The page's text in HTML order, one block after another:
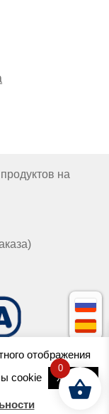
на
отображения
cookie
Хорошо
0